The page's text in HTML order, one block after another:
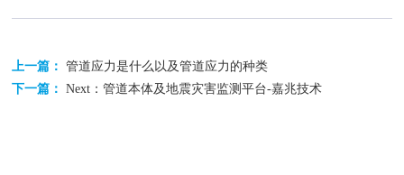
上一篇：管道应力是什么以及管道应力的种类
下一篇：Next：管道本体及地震灾害监测平台-嘉兆技术